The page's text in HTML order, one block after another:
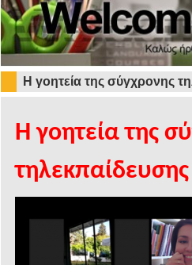
Η γοητεία της σύγχρονης
Η γοητεία της
τηλεκπαίδευσης